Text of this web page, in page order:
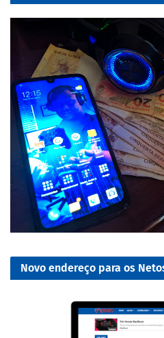
Novo endereço para os